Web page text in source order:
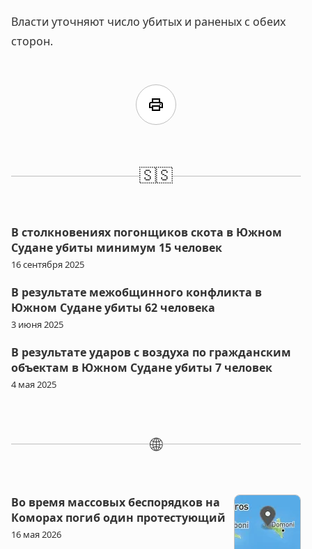
Власти уточняют число убитых и раненых с обеих
сторон.
print
🇸🇸
В столкновениях погонщиков скота в Южном
Судане убиты минимум 15 человек
16 сентября 2025
В результате межобщинного конфликта в
Южном Судане убиты 62 человека
3 июня 2025
В результате ударов с воздуха по гражданским
объектам в Южном Судане убиты 7 человек
4 мая 2025
🌐
Во время массовых беспорядков на
Коморах погиб один протестующий
16 мая 2026